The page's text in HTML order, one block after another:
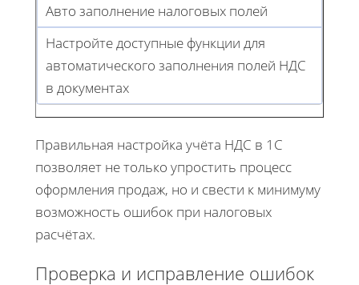
Авто заполнение налоговых полей
Настройте доступные функции для
автоматического заполнения полей НДС
в документах
Правильная настройка учёта НДС в 1С
позволяет не только упростить процесс
оформления продаж, но и свести к минимуму
возможность ошибок при налоговых
расчётах.
Проверка и исправление ошибок